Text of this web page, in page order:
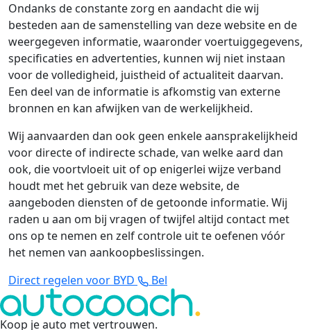
Ondanks de constante zorg en aandacht die wij
besteden aan de samenstelling van deze website en de
weergegeven informatie, waaronder voertuiggegevens,
specificaties en advertenties, kunnen wij niet instaan
voor de volledigheid, juistheid of actualiteit daarvan.
Een deel van de informatie is afkomstig van externe
bronnen en kan afwijken van de werkelijkheid.
Wij aanvaarden dan ook geen enkele aansprakelijkheid
voor directe of indirecte schade, van welke aard dan
ook, die voortvloeit uit of op enigerlei wijze verband
houdt met het gebruik van deze website, de
aangeboden diensten of de getoonde informatie. Wij
raden u aan om bij vragen of twijfel altijd contact met
ons op te nemen en zelf controle uit te oefenen vóór
het nemen van aankoopbeslissingen.
Direct regelen voor BYD
Bel
Koop je auto met vertrouwen.